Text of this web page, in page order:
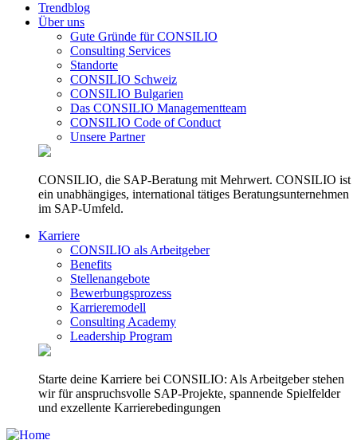
Trendblog
Über uns
Gute Gründe für CONSILIO
Consulting Services
Standorte
CONSILIO Schweiz
CONSILIO Bulgarien
Das CONSILIO Managementteam
CONSILIO Code of Conduct
Unsere Partner
CONSILIO, die SAP-Beratung mit Mehrwert. CONSILIO ist
ein unabhängiges, international tätiges Beratungsunternehmen
im SAP-Umfeld.
Karriere
CONSILIO als Arbeitgeber
Benefits
Stellenangebote
Bewerbungsprozess
Karrieremodell
Consulting Academy
Leadership Program
Starte deine Karriere bei CONSILIO: Als Arbeitgeber stehen
wir für anspruchsvolle SAP-Projekte, spannende Spielfelder
und exzellente Karrierebedingungen